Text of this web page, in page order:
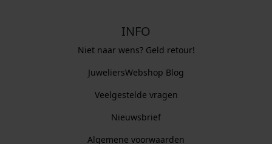
INFO
Niet naar wens? Geld retour!
JuweliersWebshop Blog
Veelgestelde vragen
Nieuwsbrief
Algemene voorwaarden